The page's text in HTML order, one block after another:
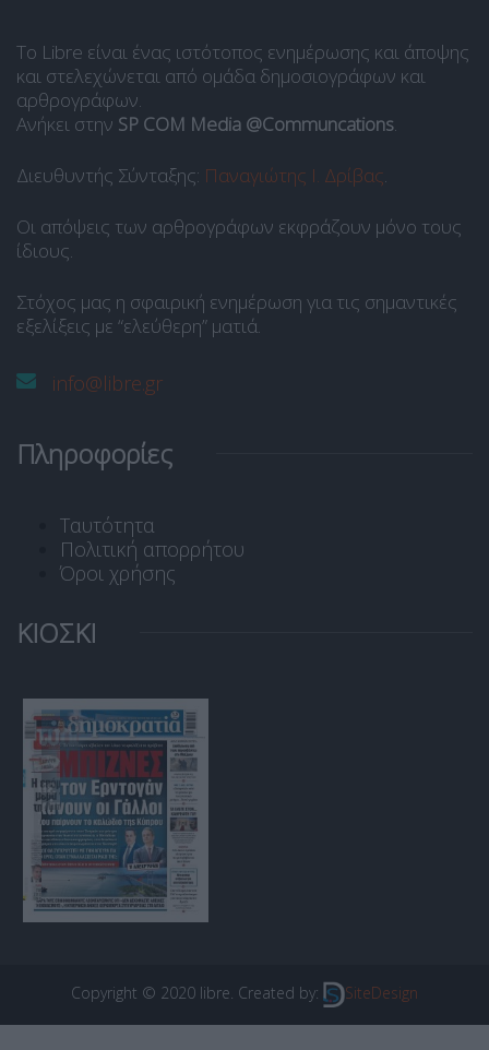
Το Libre είναι ένας ιστότοπος ενημέρωσης και άποψης
και στελεχώνεται από ομάδα δημοσιογράφων και
αρθρογράφων.
Ανήκει στην SP COM Media @Communcations.
Διευθυντής Σύνταξης: Παναγιώτης Ι. Δρίβας.
Οι απόψεις των αρθρογράφων εκφράζουν μόνο τους
ίδιους.
Στόχος μας η σφαιρική ενημέρωση για τις σημαντικές
εξελίξεις με “ελεύθερη” ματιά.
info@libre.gr
Πληροφορίες
Ταυτότητα
Πολιτική απορρήτου
Όροι χρήσης
ΚΙΟΣΚΙ
Copyright © 2020 libre. Created by: SiteDesign